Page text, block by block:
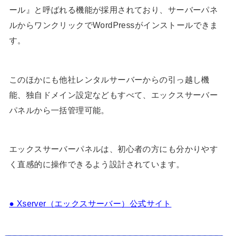
ール』と呼ばれる機能が採用されており、サーバーパネ
ルからワンクリックでWordPressがインストールできま
す。
このほかにも他社レンタルサーバーからの引っ越し機
能、独自ドメイン設定などもすべて、エックスサーバー
パネルから一括管理可能。
エックスサーバーパネルは、初心者の方にも分かりやす
く直感的に操作できるよう設計されています。
● Xserver（エックスサーバー）公式サイト